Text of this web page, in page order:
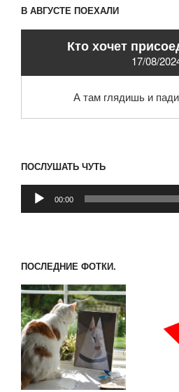
В АВГУСТЕ ПОЕХАЛИ
Кто хочет
17/08/
А там глядишь и
ПОСЛУШАТЬ ЧУТЬ
Аудиоплеер
00:00
ПОСЛЕДНИЕ ФОТКИ.